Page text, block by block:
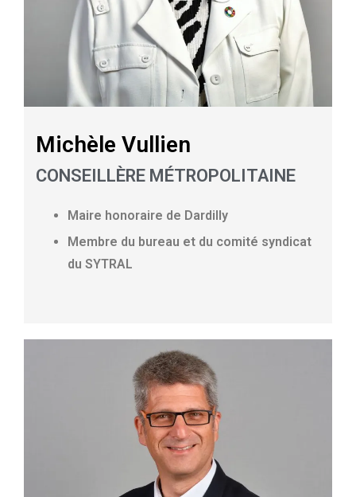
Michèle Vullien
CONSEILLÈRE MÉTROPOLITAINE
Maire honoraire de Dardilly
Membre du bureau et du comité syndicat
du SYTRAL